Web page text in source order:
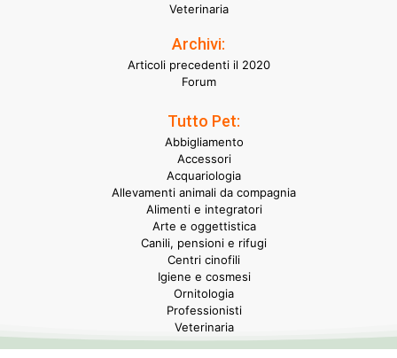
Veterinaria
Archivi:
Articoli precedenti il 2020
Forum
Tutto Pet:
Abbigliamento
Accessori
Acquariologia
Allevamenti animali da compagnia
Alimenti e integratori
Arte e oggettistica
Canili, pensioni e rifugi
Centri cinofili
Igiene e cosmesi
Ornitologia
Professionisti
Veterinaria